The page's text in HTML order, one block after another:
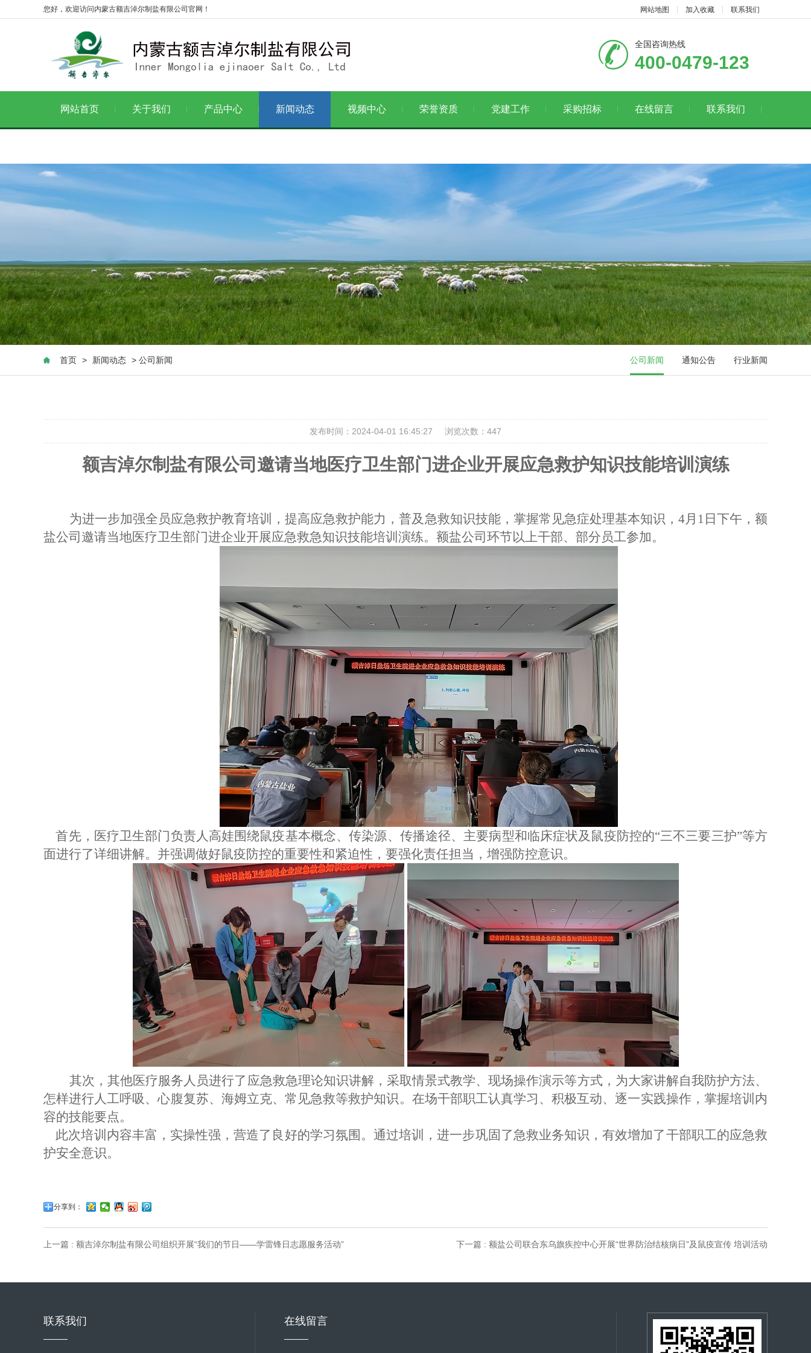
您好，欢迎访问内蒙古额吉淖尔制盐有限公司官网！ 网站地图 加入收藏 联系我们
全国咨询热线
400-0479-123
网站首页 关于我们 产品中心 新闻动态 视频中心 荣誉资质 党建工作 采购招标 在线留言 联系我们
首页 > 新闻动态 > 公司新闻 公司新闻 通知公告 行业新闻
发布时间：2024-04-01 16:45:27 浏览次数： 447
额吉淖尔制盐有限公司邀请当地医疗卫生部门进企业开展应急救护知识技能培训演练
为进一步加强全员应急救护教育培训，提高应急救护能力，普及急救知识技能，掌握常见急症处理基本知识， 4月1日 下午，额
盐公司邀请当地医疗卫生部门进企业开展应急救急知识技能培训演练。 额盐公司环节以上干部、部分员工参加。
首先， 医疗卫生部门负责人高娃围绕鼠疫基本概念、传染源、传播途径、主要病型和临床症状及鼠疫防控的“三不三要三护”等方
面进行了详细讲解。并强调做好鼠疫防控的重要性和紧迫性，要强化责任担当，增强防控意识。
其次，其他医疗服务人员进行了应急救急理论知识讲解， 采取情景式教学、现场操作演示等方式，为大家讲解自我防护方法、
怎样进行人工呼吸、心腹复苏、 海姆立克、常见急救等救护知识。在场干部职工认真学习、积极互动、逐一实践操作，掌握培训内
容的技能要点。
此次培训内容丰富，实操性强，营造了良好的学习氛围。通过培训，进一步巩固了急救业务知识，有效增加了干部职工的应急救
护安全意识。
分享到：
上一篇 : 额吉淖尔制盐有限公司组织开展“我们的节日——学雷锋日志愿服务活动” 下一篇 : 额盐公司联合东乌旗疾控中心开展“世界防治结核病日”及鼠疫宣传 培训活动
联系我们 在线留言